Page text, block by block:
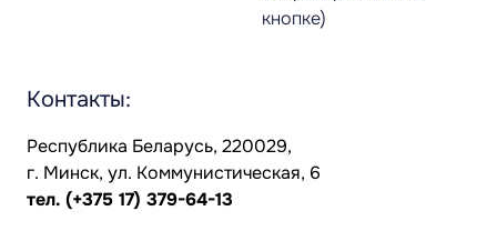
кнопке)
Контакты:
Республика Беларусь, 220029,
г. Минск, ул. Коммунистическая, 6
тел. (+375 17) 379-64-13